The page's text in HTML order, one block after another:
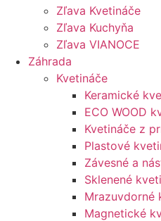
Zľava Kvetináče
Zľava Kuchyňa
Zľava VIANOCE
Záhrada
Kvetináče
Keramické
ECO WOOD
Kvetináče z
Plastové
Závesné a
Sklenené
Mrazuvdorné
Magnetické